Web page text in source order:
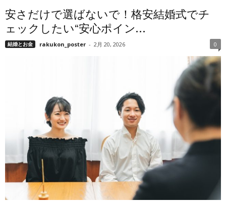
安さだけで選ばないで！格安結婚式でチ
ェックしたい“安心ポイン...
結婚とお金 rakukon_poster - 2月 20, 2026 0